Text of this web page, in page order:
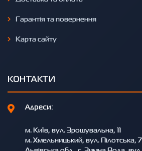
Гарантія та повернення
Карта сайту
КОНТАКТИ
Адреси:
м. Київ, вул. Зрошувальна, 11
м. Хмельницький, вул. Пілотська,